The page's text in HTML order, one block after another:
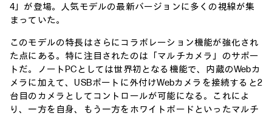
4」が登場。人気モデルの最新バージョンに多くの視線が集
まっていた。
このモデルの特長はさらにコラボレーション機能が強化され
た点にある。特に注目されたのは「マルチカメラ」のサポー
トだ。ノートPCとしては世界初となる機能で、内蔵のWebカ
メラに加えて、USBポートに外付けWebカメラを接続すると2
台目のカメラとしてコントロールが可能になる。これによ
り、一方を自身、もう一方をホワイトボードといったマルチ